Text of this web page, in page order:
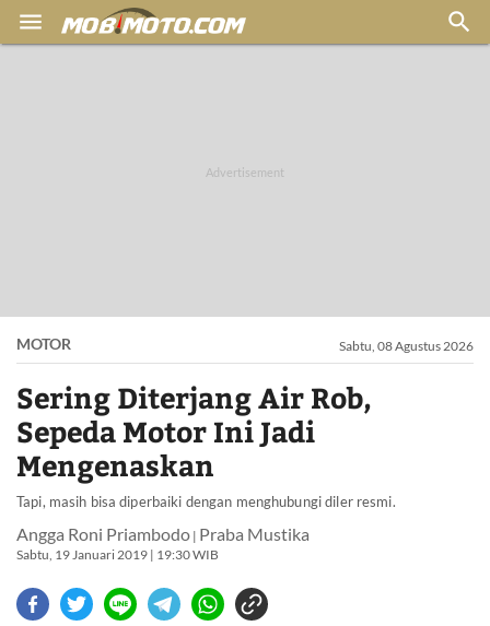
 
MOTOR Sabtu, 08 Agustus 2026
Sering Diterjang Air Rob,
Sepeda Motor Ini Jadi
Mengenaskan
Tapi, masih bisa diperbaiki dengan menghubungi diler resmi.
Angga Roni Priambodo | Praba Mustika
Sabtu, 19 Januari 2019 | 19:30 WIB